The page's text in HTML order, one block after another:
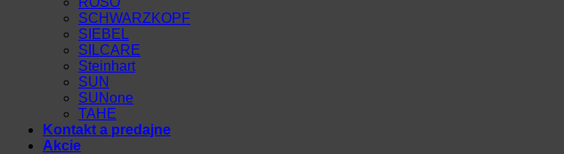
SCHWARZKOPF
SIEBEL
SILCARE
Steinhart
SUN
SUNone
TAHE
Kontakt a predajne
Akcie